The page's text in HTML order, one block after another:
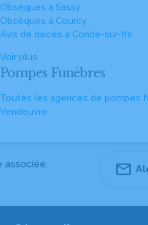
Obsèques à Sassy
Obsèques à Courcy
Avis de décès à Condé-sur-Ifs
Voir plus
Pompes Funèbres
Toutes les agences de pompes
Vendeuvre
associée.